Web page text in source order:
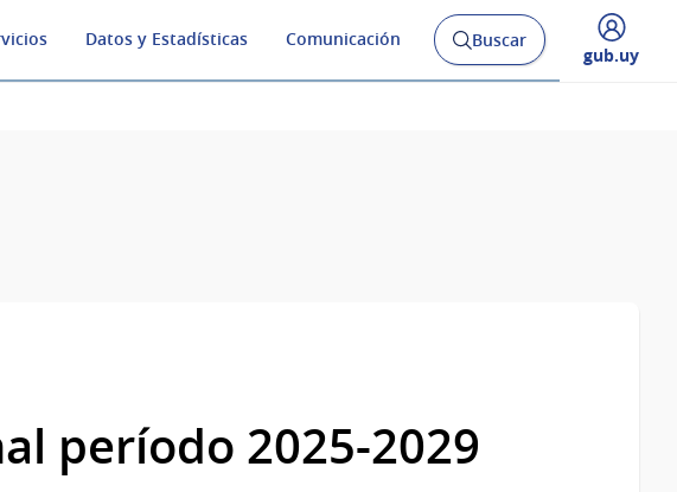
Datos y Estadísticas Comunicación
Abrir
buscador
Buscar
Desplegar
gub.uy
período 2025-2029